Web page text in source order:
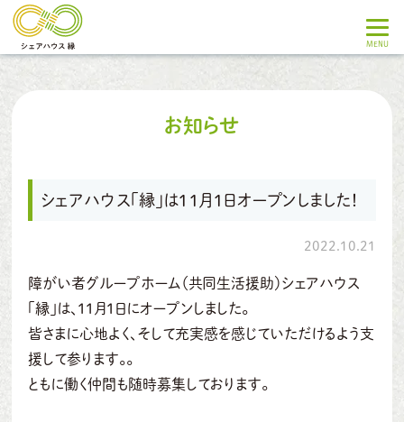
お知らせ
シェアハウス「縁」は11月1日オープンしました！
2022.10.21
障がい者グループホーム（共同生活援助）シェアハウス
「縁」は、11月1日にオープンしました。
皆さまに心地よく、そして充実感を感じていただけるよう支
援して参ります。。
ともに働く仲間も随時募集しております。